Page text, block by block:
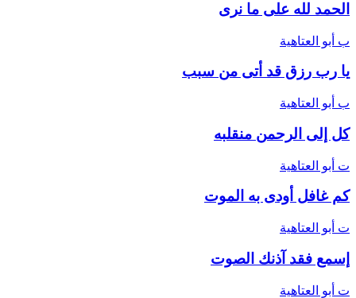
الحمد لله على ما نرى
ب أبو العتاهية
يا رب رزق قد أتى من سبب
ب أبو العتاهية
كل إلى الرحمن منقلبه
ت أبو العتاهية
كم غافل أودى به الموت
ت أبو العتاهية
إسمع فقد آذنك الصوت
ت أبو العتاهية